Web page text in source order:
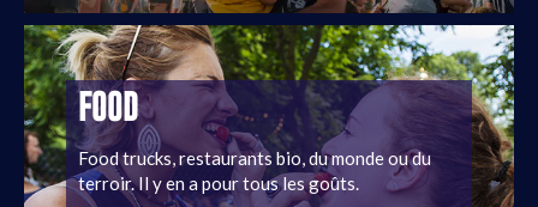
FOOD
Food trucks, restaurants bio, du monde ou du
terroir. Il y en a pour tous les goûts.